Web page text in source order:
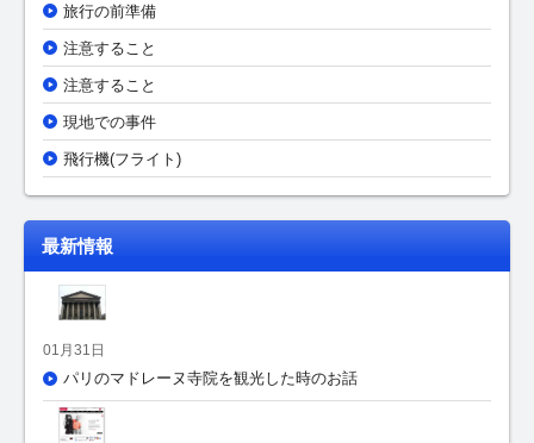
旅行の前準備
注意すること
注意すること
現地での事件
飛行機(フライト)
最新情報
01月31日
パリのマドレーヌ寺院を観光した時のお話